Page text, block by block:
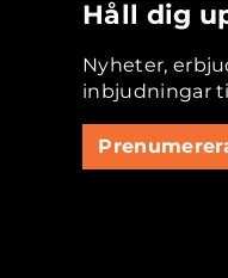
Håll dig
Nyheter,
inbjudningar